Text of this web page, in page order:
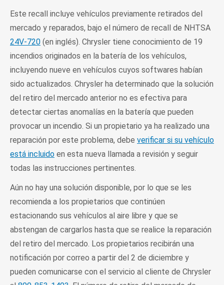
Este recall incluye vehículos previamente retirados del
mercado y reparados, bajo el número de recall de NHTSA
24V-720 (en inglés). Chrysler tiene conocimiento de 19
incendios originados en la batería de los vehículos,
incluyendo nueve en vehículos cuyos softwares habían
sido actualizados. Chrysler ha determinado que la solución
del retiro del mercado anterior no es efectiva para
detectar ciertas anomalías en la batería que pueden
provocar un incendio. Si un propietario ya ha realizado una
reparación por este problema, debe verificar si su vehículo
está incluido en esta nueva llamada a revisión y seguir
todas las instrucciones pertinentes.
Aún no hay una solución disponible, por lo que se les
recomienda a los propietarios que continúen
estacionando sus vehículos al aire libre y que se
abstengan de cargarlos hasta que se realice la reparación
del retiro del mercado. Los propietarios recibirán una
notificación por correo a partir del 2 de diciembre y
pueden comunicarse con el servicio al cliente de Chrysler